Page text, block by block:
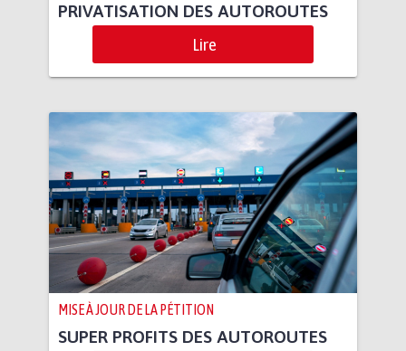
PRIVATISATION DES AUTOROUTES
Lire
MISE À JOUR DE LA PÉTITION
SUPER PROFITS DES AUTOROUTES